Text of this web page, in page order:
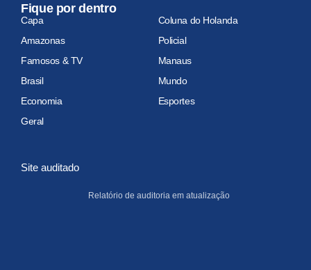
Fique por dentro
Capa
Coluna do Holanda
Amazonas
Policial
Famosos & TV
Manaus
Brasil
Mundo
Economia
Esportes
Geral
Site auditado
Relatório de auditoria em atualização